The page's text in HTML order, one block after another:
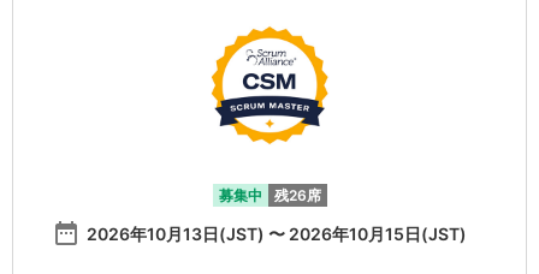
募集中 残26席
date_range 2026年10月13日(JST) 〜 2026年10月15日(JST)